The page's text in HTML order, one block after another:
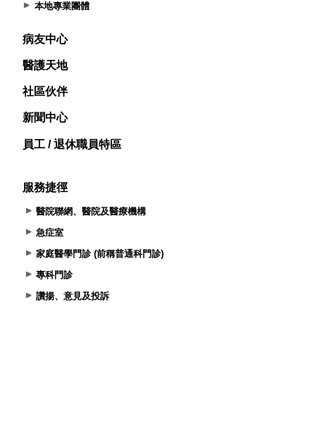
本地專業團體
病友中心
醫護天地
社區伙伴
新聞中心
員工 / 退休職員特區
服務捷徑
醫院聯網、醫院及醫療機構
急症室
家庭醫學門診 (前稱普通科門診)
專科門診
讚揚、意見及投訴